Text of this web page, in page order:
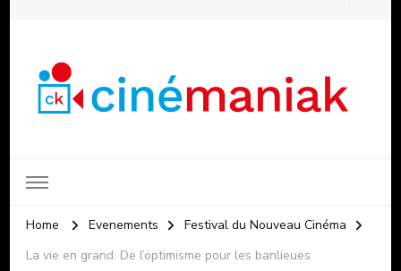
Home Evenements
Festival du Nouveau Cinéma
La vie en grand: De l’optimisme pour les banlieues